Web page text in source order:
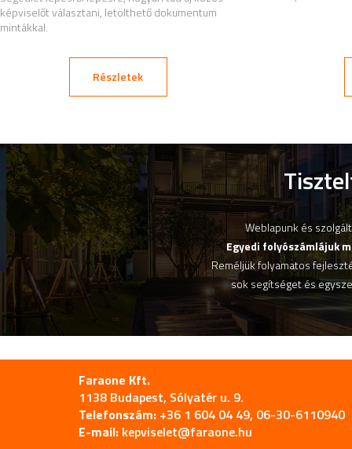
képviselőt választani, letölthető dokumentum
mintákkal.
Részletek
Weblapunk és
Egyedi folyószámlájuk
Reméljük folyamatos
sok segítséget és
Faraone Kft.
1138 Budapest, Sólyatér u. 9.
Telefonszám: +36 1 604 04 49, 06-30-6110940
E-mail: kepviselet@faraone.hu